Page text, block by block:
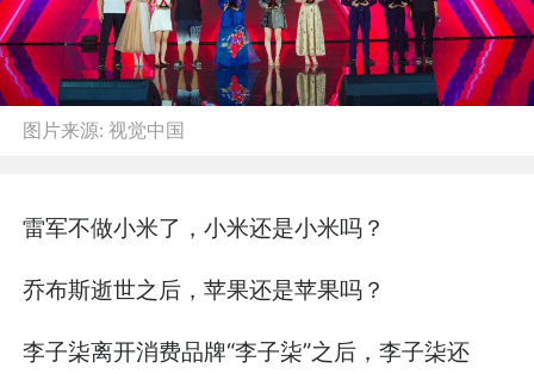
图片来源:视觉中国
雷军不做小米了，小米还是小米吗？
乔布斯逝世之后，苹果还是苹果吗？
李子柒离开消费品牌“李子柒”之后，李子柒还